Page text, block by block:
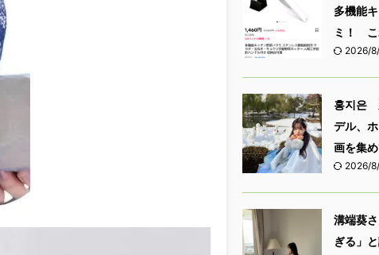
多機能
ミ！ こ
2026/
홍지은
デル、
画を集
2026/
溝端葵
ぎる」